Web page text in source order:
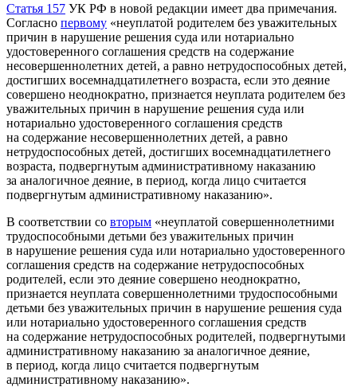
Статья 157 УК РФ в новой редакции имеет два примечания.
Согласно первому «неуплатой родителем без уважительных
причин в нарушение решения суда или нотариально
удостоверенного соглашения средств на содержание
несовершеннолетних детей, а равно нетрудоспособных детей,
достигших восемнадцатилетнего возраста, если это деяние
совершено неоднократно, признается неуплата родителем без
уважительных причин в нарушение решения суда или
нотариально удостоверенного соглашения средств
на содержание несовершеннолетних детей, а равно
нетрудоспособных детей, достигших восемнадцатилетнего
возраста, подвергнутым административному наказанию
за аналогичное деяние, в период, когда лицо считается
подвергнутым административному наказанию».
В соответствии со вторым «неуплатой совершеннолетними
трудоспособными детьми без уважительных причин
в нарушение решения суда или нотариально удостоверенного
соглашения средств на содержание нетрудоспособных
родителей, если это деяние совершено неоднократно,
признается неуплата совершеннолетними трудоспособными
детьми без уважительных причин в нарушение решения суда
или нотариально удостоверенного соглашения средств
на содержание нетрудоспособных родителей, подвергнутыми
административному наказанию за аналогичное деяние,
в период, когда лицо считается подвергнутым
административному наказанию».